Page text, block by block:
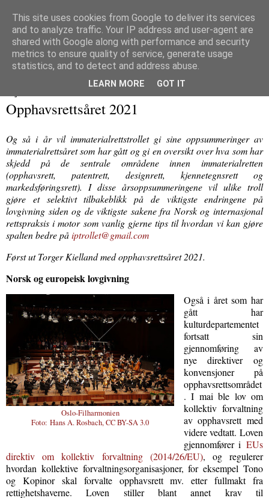
Immaterialretts­trollet
En blogg om immaterialrett og tilliggende herligheter
Opphavsrettsåret 2021
Og så i år vil immaterialrettstrollet gi sine oppsummeringer av
immaterialrettsåret som har gått og gi en oversikt over hva som har
skjedd på de sentrale områdene innen immaterialretten
(opphavsrett, patentrett, designrett, kjennetegnsrett og
markedsføringsrett). I disse årsoppsummeringene vil ulike troll
gjøre et selektivt tilbakeblikk på de viktigste endringene på
lovgivning siden og de viktigste sakene fra Norsk og internasjonal
rettspraksis i motor som vanlig gjerne tips til hvordan vi kan gjøre
spalten bedre påiptrollet@gmail.com
Først ut Torger Kielland med opphavsrettsåret 2021.
Norsk og europeisk lovgivning
Oslo-Filharmonien
Foto: Hans A. Rosbach, CC BY-SA 3.0
Også i året som har
gått har
kulturdepartementet
fortsatt sin
gjennomføring av
nye direktiver og
konvensjoner på
opphavsrettsområdet
. I mai ble lov om
kollektiv forvaltning
av opphavsrett med
videre vedtatt. Loven
gjennomfører i EUs
direktiv om kollektiv forvaltning (2014/26/EU), og regulerer
hvordan kollektive forvaltningsorganisasjoner, for eksempel Tono
og Kopinor skal forvalte opphavsrett mv. etter fullmakt fra
rettighetshaverne. Loven stiller blant annet krav til
This site uses cookies from Google to deliver its services
and to analyze traffic. Your IP address and user-agent are
shared with Google along with performance and security
metrics to ensure quality of service, generate usage
statistics, and to detect and address abuse.
LEARN MORE GOT IT